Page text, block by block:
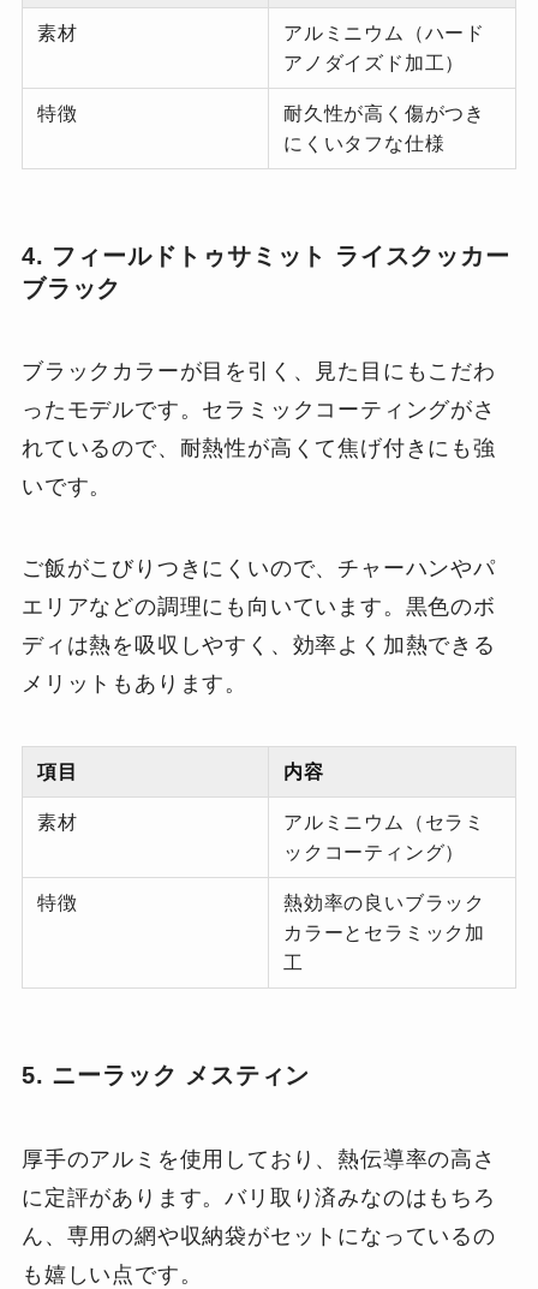
素材
アルミニウム（ハード
アノダイズド加工）
特徴
耐久性が高く傷がつき
にくいタフな仕様
4. フィールドトゥサミット ライスクッカー
ブラック
ブラックカラーが目を引く、見た目にもこだわ
ったモデルです。セラミックコーティングがさ
れているので、耐熱性が高くて焦げ付きにも強
いです。
ご飯がこびりつきにくいので、チャーハンやパ
エリアなどの調理にも向いています。黒色のボ
ディは熱を吸収しやすく、効率よく加熱できる
メリットもあります。
項目 内容
素材
アルミニウム（セラミ
ックコーティング）
特徴
熱効率の良いブラック
カラーとセラミック加
工
5. ニーラック メスティン
厚手のアルミを使用しており、熱伝導率の高さ
に定評があります。バリ取り済みなのはもちろ
ん、専用の網や収納袋がセットになっているの
も嬉しい点です。